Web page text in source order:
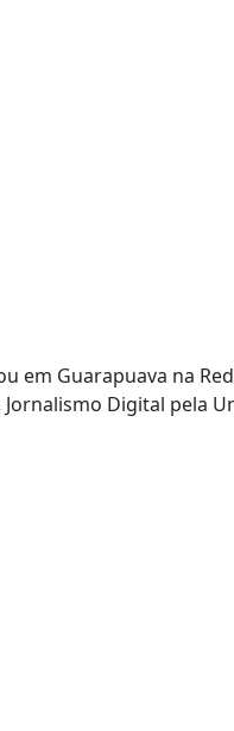
em Guarapuava na
Digital pela